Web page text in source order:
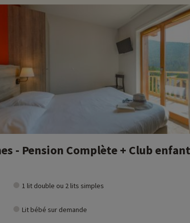
un accès à plus de 250 km de pistes de ski alpin. Oz-en-
pour débutants, ainsi que des zones plus techniques
sur glace et même des descentes en luge.
une destination prisée en été. La région offre de
trouveront également leur bonheur grâce aux nombreux
vous pouvez visiter le village de Bourg d'Oisans, célèbre
des possibilités de pêche et de détente au bord de l'eau.
famille à proximité de nos hébergements : zoo,
vous pouvez les découvrir
en cliquant ici !
- Pension Complète + Club
1 lit double ou 2 lits simples
Lit bébé sur demande